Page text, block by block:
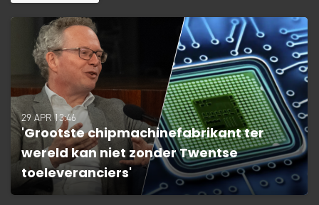
29 APR 13:46
'Grootste chipmachinefabrikant ter
wereld kan niet zonder Twentse
toeleveranciers'